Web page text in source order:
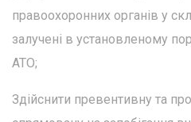
правоохоронних органів у
залучені в установленому
АТО;
Здійснити превентивну та